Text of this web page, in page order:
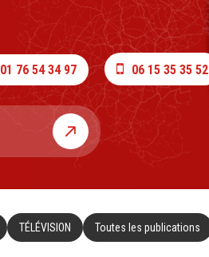
01 76 54 34 97 06 15 35 35 52
TÉLÉVISION Toutes les publications